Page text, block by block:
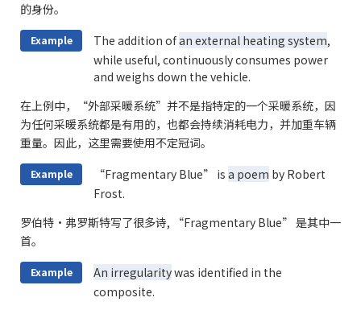
的身份。
Example The addition ofan external heating system,
while useful, continuously consumes power
and weighs down the vehicle.
在上例中，“外部采暖系统”并不是指特定的一个采暖系统，因
为任何采暖系统都是有用的，也都会持续消耗电力，并加重车辆
重量。因此，这里需要使用不定冠词。
Example “Fragmentary Blue” is a poem by Robert
Frost.
罗伯特·弗罗斯特写了很多诗, “Fragmentary Blue” 是其中一
首。
Example An irregularitywas identified in the
composite.